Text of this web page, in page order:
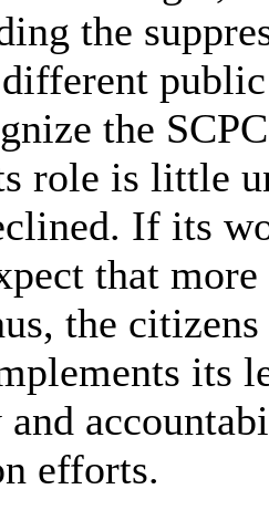
the
the
role is little
If its
that more
the
its
and
efforts.